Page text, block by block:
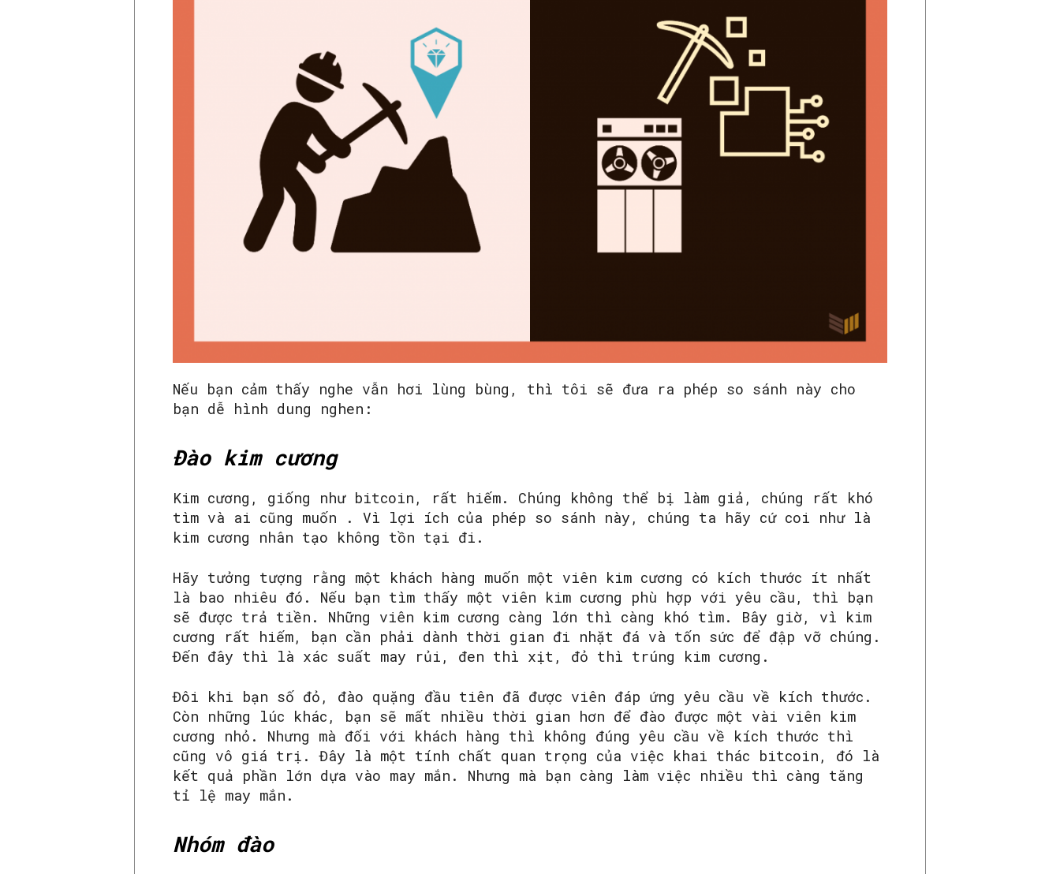
Nếu bạn cảm thấy nghe vẫn hơi lùng bùng, thì tôi sẽ đưa ra phép so sánh này cho
bạn dễ hình dung nghen:
Đào kim cương
Kim cương, giống như bitcoin, rất hiếm. Chúng không thể bị làm giả, chúng rất khó
tìm và ai cũng muốn . Vì lợi ích của phép so sánh này, chúng ta hãy cứ coi như là
kim cương nhân tạo không tồn tại đi.
Hãy tưởng tượng rằng một khách hàng muốn một viên kim cương có kích thước ít nhất
là bao nhiêu đó. Nếu bạn tìm thấy một viên kim cương phù hợp với yêu cầu, thì bạn
sẽ được trả tiền. Những viên kim cương càng lớn thì càng khó tìm. Bây giờ, vì kim
cương rất hiếm, bạn cần phải dành thời gian đi nhặt đá và tốn sức để đập vỡ chúng.
Đến đây thì là xác suất may rủi, đen thì xịt, đỏ thì trúng kim cương.
Đôi khi bạn số đỏ, đào quặng đầu tiên đã được viên đáp ứng yêu cầu về kích thước.
Còn những lúc khác, bạn sẽ mất nhiều thời gian hơn để đào được một vài viên kim
cương nhỏ. Nhưng mà đối với khách hàng thì không đúng yêu cầu về kích thước thì
cũng vô giá trị. Đây là một tính chất quan trọng của việc khai thác bitcoin, đó là
kết quả phần lớn dựa vào may mắn. Nhưng mà bạn càng làm việc nhiều thì càng tăng
tỉ lệ may mắn.
Nhóm đào